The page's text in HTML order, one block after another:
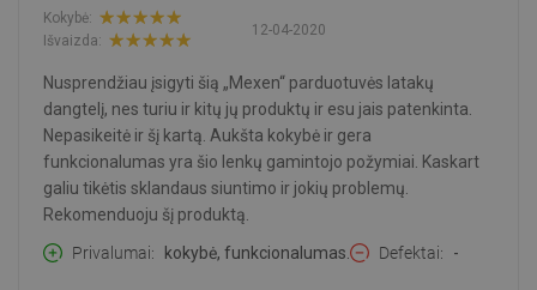
12-04-2020
Kokybė:
Išvaizda:
Nusprendžiau įsigyti šią „Mexen“ parduotuvės latakų
dangtelį, nes turiu ir kitų jų produktų ir esu jais patenkinta.
Nepasikeitė ir šį kartą. Aukšta kokybė ir gera
funkcionalumas yra šio lenkų gamintojo požymiai. Kaskart
galiu tikėtis sklandaus siuntimo ir jokių problemų.
Rekomenduoju šį produktą.
Privalumai
kokybė, funkcionalumas. Defektai -